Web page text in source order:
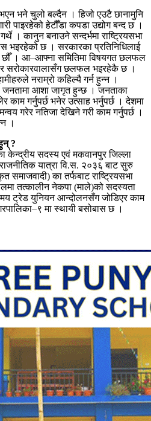
भने चुलो बल्दैन । हिजो एउटै छानामुनि
पाइरहेको हेटौँडा कपडा उद्योग बन्द छ ।
। कानुन बनाउने सन्दर्भमा राष्ट्रियसभा
भइरहेको छ । सरकारका प्रतिनिधिलाई
छौँ । आ–आफ्ना समितिमा विषयगत छलफल
र सरोकारवालासँग छलफल भइरहेकै छ ।
नराम्रो कहिल्यै गर्न हुन्न ।
जनतामा आशा जागृत हुन्छ । जनताका
काम गर्नुपर्छ भनेर उत्साह भर्नुपर्छ । देशमा
गरेर नतिजा देखिने गरी काम गर्नुपर्छ ।
।
?
केन्द्रीय सदस्य एवं मकवानपुर जिल्ला
राजनीतिक यात्रा वि.स. २०३६ बाट सुरु
समाजवादी) का तर्फबाट राष्ट्रियसभा
तत्कालीन नेकपा (माले)को सदस्यता
ट्रेड युनियन आन्दोलनसँग जोडिएर काम
मा स्थायी बसोबास छ ।